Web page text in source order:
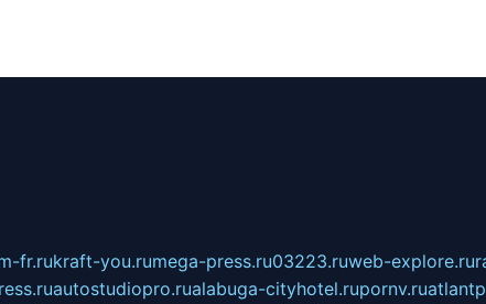
fr.rukraft-you.rumega-press.ru03223.ruweb-explore.ru
autostudiopro.rualabuga-cityhotel.rupornv.ru